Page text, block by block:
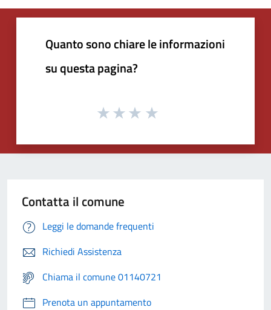
Quanto sono chiare le informazioni
su questa pagina?
Contatta il comune
Leggi le domande frequenti
Richiedi Assistenza
Chiama il comune 01140721
Prenota un appuntamento